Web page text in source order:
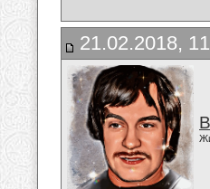
21.02.2018,